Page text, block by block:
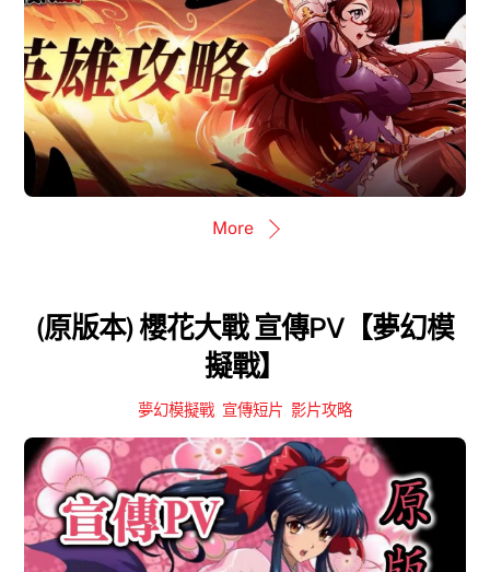
More
(原版本) 櫻花大戰 宣傳PV【夢幻模
擬戰】
夢幻模擬戰 宣傳短片 影片攻略